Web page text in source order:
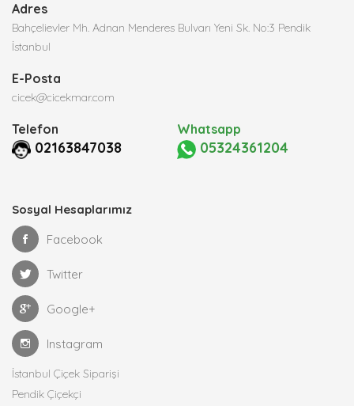
Adres
Bahçelievler Mh. Adnan Menderes Bulvarı Yeni Sk. No:3 Pendik
İstanbul
E-Posta
cicek@cicekmar.com
Telefon
02163847038
Whatsapp
05324361204
Sosyal Hesaplarımız
Facebook
Twitter
Google+
Instagram
İstanbul Çiçek Siparişi
Pendik Çiçekçi